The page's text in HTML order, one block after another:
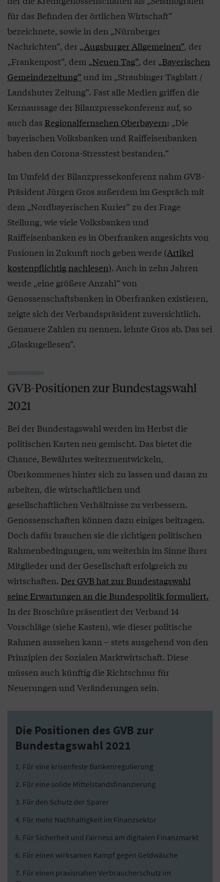
für das Befinden der örtlichen Wirtschaft“
bezeichnete, sowie in den „Nürnberger
Nachrichten“, der „Augsburger Allgemeinen“, der
„Frankenpost“, dem „Neuen Tag“, der „Bayerischen
Gemeindezeitung“ und im „Straubinger Tagblatt /
Landshuter Zeitung“. Fast alle Medien griffen die
Kernaussage der Bilanzpressekonferenz auf, so
auch das Regionalfernsehen Oberbayern: „Die
bayerischen Volksbanken und Raiffeisenbanken
haben den Corona-Stresstest bestanden.“
Im Umfeld der Bilanzpressekonferenz nahm GVB-
Präsident Jürgen Gros außerdem im Gespräch mit
dem „Nordbayerischen Kurier“ zu der Frage
Stellung, wie viele Volksbanken und
Raiffeisenbanken es in Oberfranken angesichts von
Fusionen in Zukunft noch geben werde (Artikel
kostenpflichtig nachlesen). Auch in zehn Jahren
werde „eine größere Anzahl“ von
Genossenschaftsbanken in Oberfranken existieren,
zeigte sich der Verbandspräsident zuversichtlich.
Genauere Zahlen zu nennen. lehnte Gros ab. Das sei
„Glaskugellesen“.
GVB-Positionen zur Bundestagswahl
2021
Bei der Bundestagswahl werden im Herbst die
politischen Karten neu gemischt. Das bietet die
Chance, Bewährtes weiterzuentwickeln,
Überkommenes hinter sich zu lassen und daran zu
arbeiten, die wirtschaftlichen und
gesellschaftlichen Verhältnisse zu verbessern.
Genossenschaften können dazu einiges beitragen.
Doch dafür brauchen sie die richtigen politischen
Rahmenbedingungen, um weiterhin im Sinne ihrer
Mitglieder und der Gesellschaft erfolgreich zu
wirtschaften. Der GVB hat zur Bundestagswahl
seine Erwartungen an die Bundespolitik formuliert.
In der Broschüre präsentiert der Verband 14
Vorschläge (siehe Kasten), wie dieser politische
Rahmen aussehen kann – stets ausgehend von den
Prinzipien der Sozialen Marktwirtschaft. Diese
müssen auch künftig die Richtschnur für
Neuerungen und Veränderungen sein.
Die Positionen des GVB zur
Bundestagswahl 2021
Für eine krisenfeste Bankenregulierung
Für eine solide Mittelstandsfinanzierung
Für den Schutz der Sparer
Für mehr Nachhaltigkeit im Finanzsektor
Für Sicherheit und Fairness am digitalen Finanzmarkt
Für einen wirksamen Kampf gegen Geldwäsche
Für einen praxisnahen Verbraucherschutz im